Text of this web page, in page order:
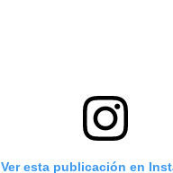
Ver esta publicación en